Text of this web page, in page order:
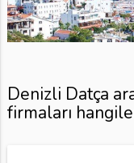
Denizli Datça
firmaları